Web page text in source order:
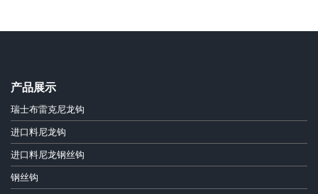
产品展示
瑞士布雷克尼龙钩
进口料尼龙钩
进口料尼龙钢丝钩
钢丝钩